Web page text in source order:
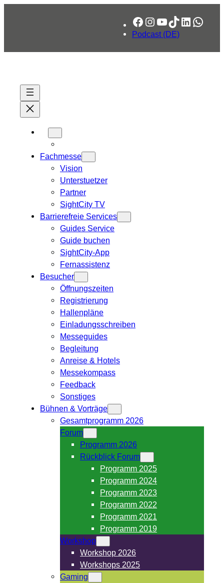
Facebook
Instagram
YouTube
TikTok
LinkedIn
Podcast (DE)
Fachmesse
Vision
Unterstuetzer
Partner
SightCity TV
Barrierefreie Services
Guides Service
Guide buchen
SightCity-App
Fernassistenz
Besucher
Öffnungszeiten
Registrierung
Hallenpläne
Einladungsschreiben
Messeguides
Begleitung
Anreise & Hotels
Messekompass
Feedback
Sonstiges
Bühnen & Vorträge
Gesamtprogramm 2026
Forum
Programm 2026
Rückblick Forum
Programm 2025
Programm 2024
Programm 2023
Programm 2022
Programm 2021
Programm 2019
Workshop
Workshop 2026
Workshops 2025
Gaming